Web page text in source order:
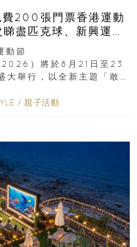
200張門票香港運動
盡匹克球、新興運
牌展覽
動節
）將於8月21日至23
大舉行，以全新主題「敢
/ 親子活動